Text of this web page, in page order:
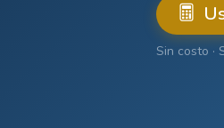
Sin costo ·